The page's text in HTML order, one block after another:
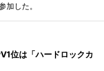
加した。
位は「ハードロックカ